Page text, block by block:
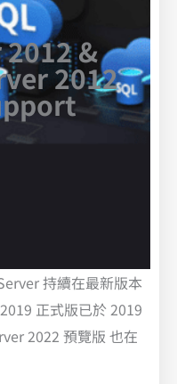
2012 &
2012
持續在最新版本
正式版已於 2019
2022 預覽版 也在